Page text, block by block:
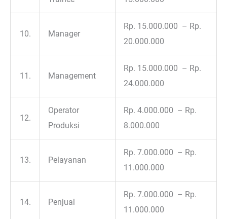
10. Manager
Rp. 15.000.000 – Rp.
20.000.000
11. Management
Rp. 15.000.000 – Rp.
24.000.000
12.
Operator
Produksi
Rp. 4.000.000 – Rp.
8.000.000
13. Pelayanan
Rp. 7.000.000 – Rp.
11.000.000
14. Penjual
Rp. 7.000.000 – Rp.
11.000.000